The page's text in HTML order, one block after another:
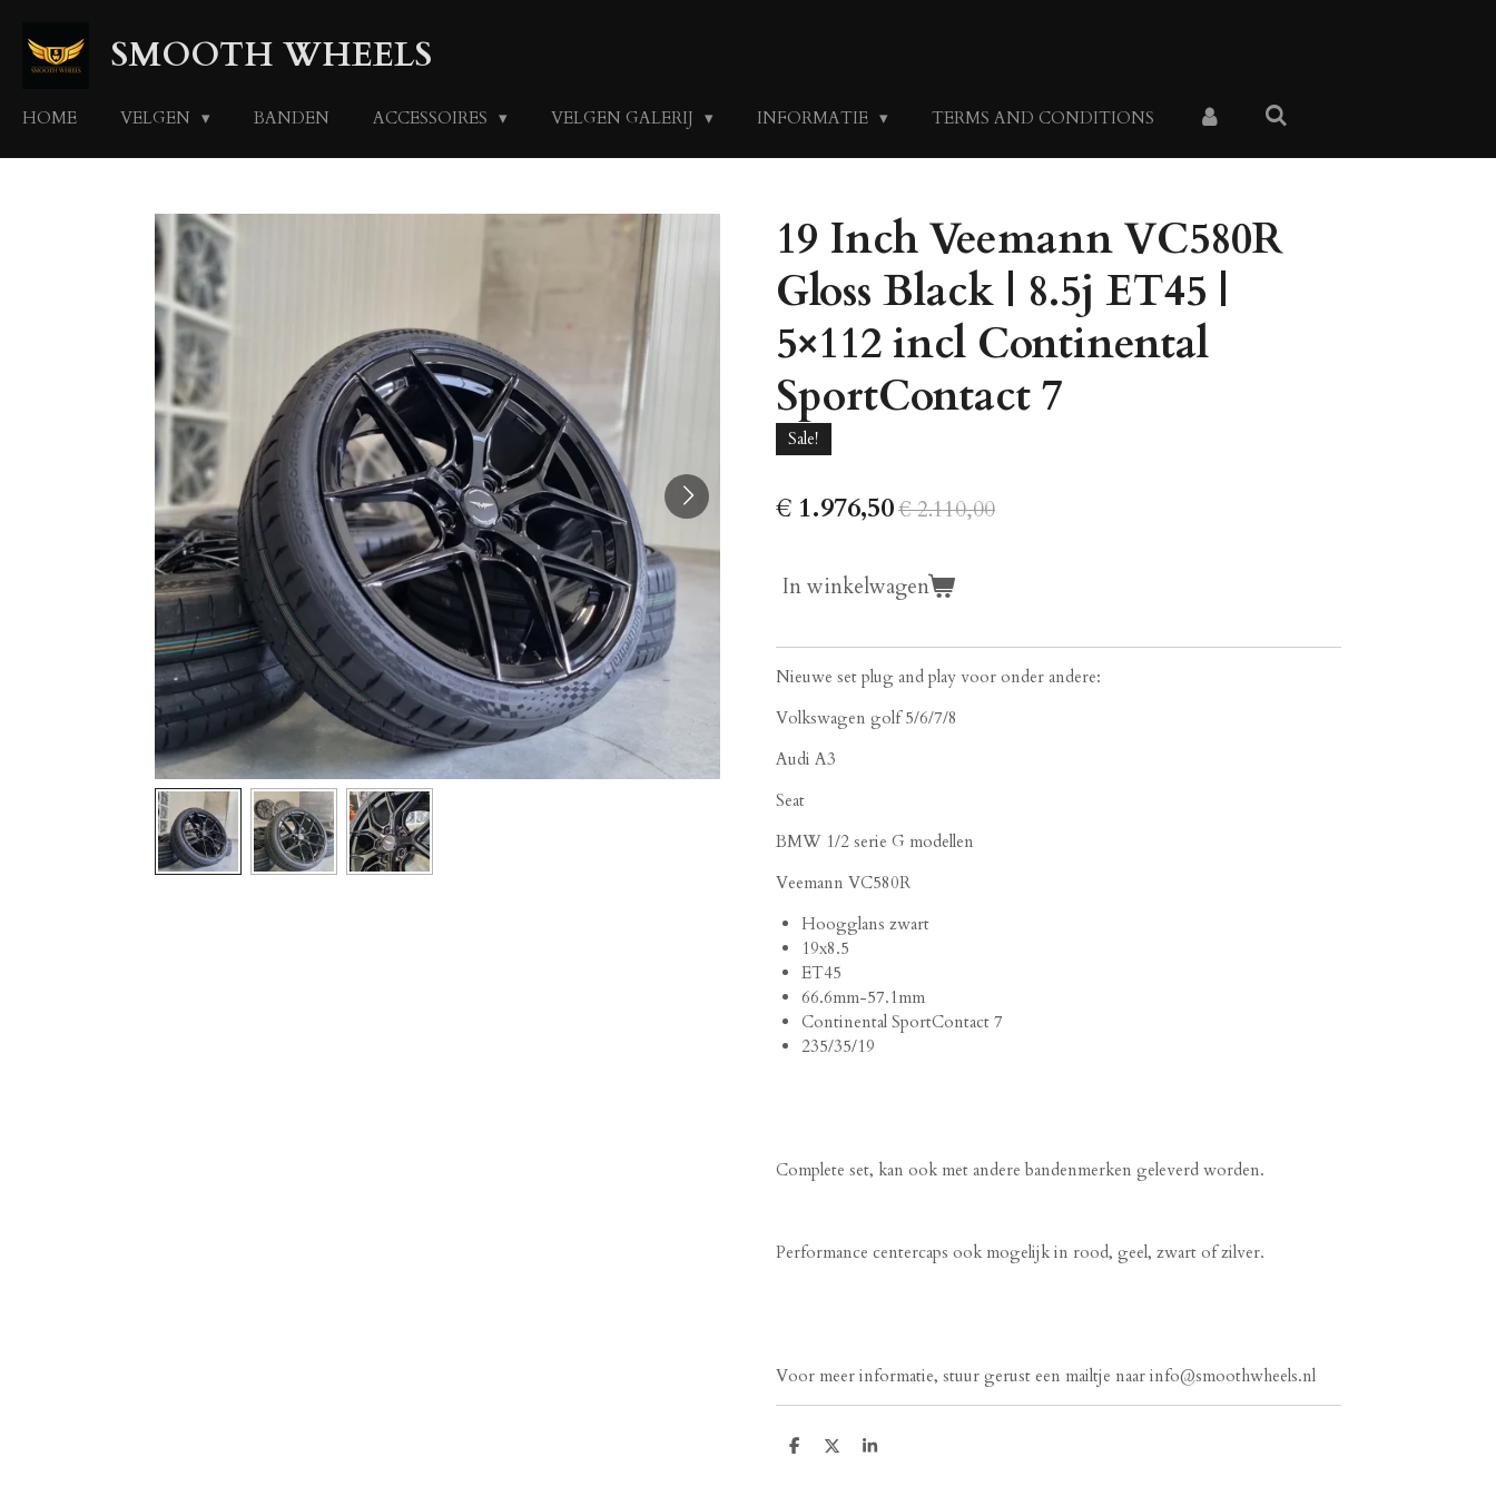
direct
naar
hoofdinhoud
SMOOTH WHEELS
HOME VELGEN BANDEN ACCESSOIRES VELGEN GALERIJ INFORMATIE TERMS AND CONDITIONS
19 Inch Veemann VC580R
Gloss Black | 8.5j ET45 |
5×112 incl Continental
SportContact 7
Sale!
€ 1.976,50€ 2.110,00
In winkelwagen
Nieuwe set plug and play voor onder andere:
Volkswagen golf 5/6/7/8
Audi A3
Seat
BMW 1/2 serie G modellen
Veemann VC580R
Hoogglans zwart
19x8.5
ET45
66.6mm-57.1mm
Continental SportContact 7
235/35/19
Complete set, kan ook met andere bandenmerken geleverd worden.
Performance centercaps ook mogelijk in rood, geel, zwart of zilver.
Voor meer informatie, stuur gerust een mailtje naar info@smoothwheels.nl
D
D
S